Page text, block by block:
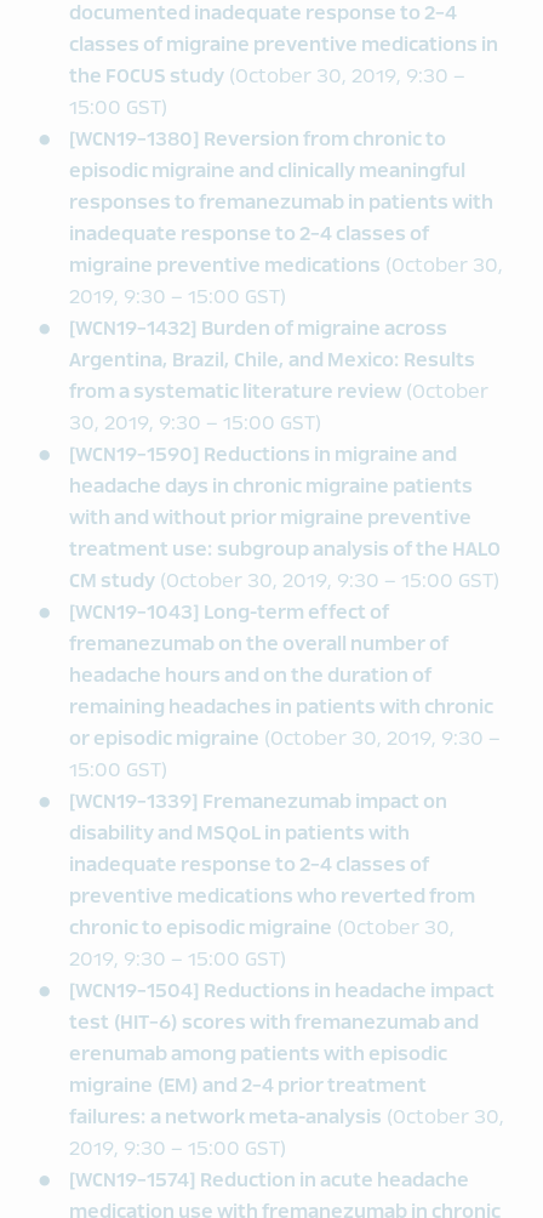
documented inadequate response to 2-4
classes of migraine preventive medications in
the FOCUS study (October 30, 2019, 9:30 –
15:00 GST)
[WCN19-1380] Reversion from chronic to
episodic migraine and clinically meaningful
responses to fremanezumab in patients with
inadequate response to 2-4 classes of
migraine preventive medications (October 30,
2019, 9:30 – 15:00 GST)
[WCN19-1432] Burden of migraine across
Argentina, Brazil, Chile, and Mexico: Results
from a systematic literature review (October
30, 2019, 9:30 – 15:00 GST)
[WCN19-1590] Reductions in migraine and
headache days in chronic migraine patients
with and without prior migraine preventive
treatment use: subgroup analysis of the HALO
CM study (October 30, 2019, 9:30 – 15:00 GST)
[WCN19-1043] Long-term effect of
fremanezumab on the overall number of
headache hours and on the duration of
remaining headaches in patients with chronic
or episodic migraine (October 30, 2019, 9:30 –
15:00 GST)
[WCN19-1339] Fremanezumab impact on
disability and MSQoL in patients with
inadequate response to 2-4 classes of
preventive medications who reverted from
chronic to episodic migraine (October 30,
2019, 9:30 – 15:00 GST)
[WCN19-1504] Reductions in headache impact
test (HIT-6) scores with fremanezumab and
erenumab among patients with episodic
migraine (EM) and 2-4 prior treatment
failures: a network meta-analysis (October 30,
2019, 9:30 – 15:00 GST)
[WCN19-1574] Reduction in acute headache
medication use with fremanezumab in chronic